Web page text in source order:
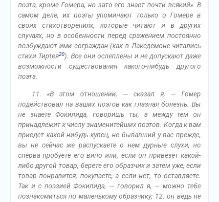
поэта, кроме Гомера, но зато его знает почти всякий». В
самом деле, их поэты упоминают только о Гомере в
своих стихотворениях, которые читают и в других
случаях, но в особенности перед сражением постоянно
возбуждают ими сограждан (как в Лакедемоне читались
стихи Тиртея20). Все они ослеплены и не допускают даже
возможности существования какого-нибудь другого
поэта.
11. «В этом отношении, — сказал я, — Гомер
подействовал на ваших поэтов как глазная болезнь. Вы
не знаете Фокилида, говоришь ты, а между тем он
принадлежит к числу знаменитейших поэтов. Когда к вам
приедет какой-нибудь купец, не бывавший у вас прежде,
вы не сейчас же распускаете о нем дурные слухи, но
сперва пробуете его вино или, если он привезет какой-
либо другой товар, берете его образчик и затем уже, если
товар понравится, покупаете, а если нет, то оставляете.
Так и с поэзией Фокилида, — говорил я, — можно тебе
познакомиться по маленькому образчику; 12. он ведь не